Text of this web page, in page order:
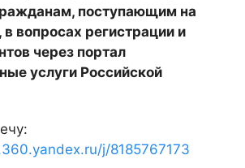
поступающим на
вопросах регистрации и
через портал
услуги Российской
j/8185767173